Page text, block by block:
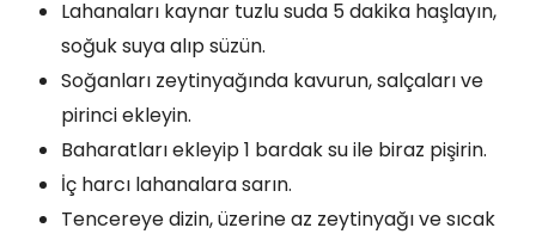
Lahanaları kaynar tuzlu suda 5 dakika haşlayın,
soğuk suya alıp süzün.
Soğanları zeytinyağında kavurun, salçaları ve
pirinci ekleyin.
Baharatları ekleyip 1 bardak su ile biraz pişirin.
İç harcı lahanalara sarın.
Tencereye dizin, üzerine az zeytinyağı ve sıcak